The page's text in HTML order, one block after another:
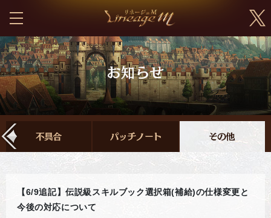
【6/9追記】伝説級スキルブック選択箱(補給)の仕様変更と
今後の対応について